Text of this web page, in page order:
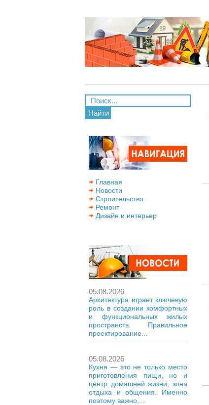
Найти
Главная
Новости
Строительство
Ремонт
Дизайн и интерьер
05.08.2026
Архитектура играет ключевую
роль в создании комфортных
и функциональных жилых
пространств. Правильное
проектирование...
05.08.2026
Кухня — это не только место
приготовления пищи, но и
центр домашней жизни, зона
отдыха и общения. Именно
поэтому важно,...